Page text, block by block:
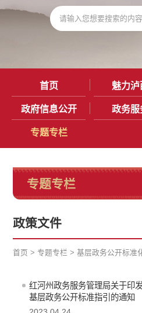
首页 魅力泸
政府信息公开 政务服
专题专栏
专题专栏
政策文件
首页 >专题专栏 >基层政务公开标准
红河州政务服务管理局关于印
基层政务公开标准指引的通知